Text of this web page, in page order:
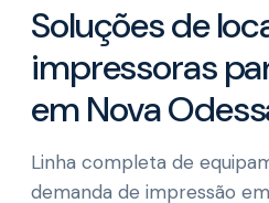
Soluções de
impressoras
em Nova
Linha completa de
demanda de impressão